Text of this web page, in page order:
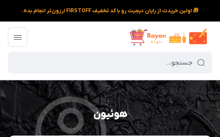
🎁 اولین خریدت از رایان دیجیت رو با کد تخفیف FIRSTOFF ارزون‌تر انجام بده.
فروشگاه اینترنتی رایان دیجیت / هوئیون
هوئیون